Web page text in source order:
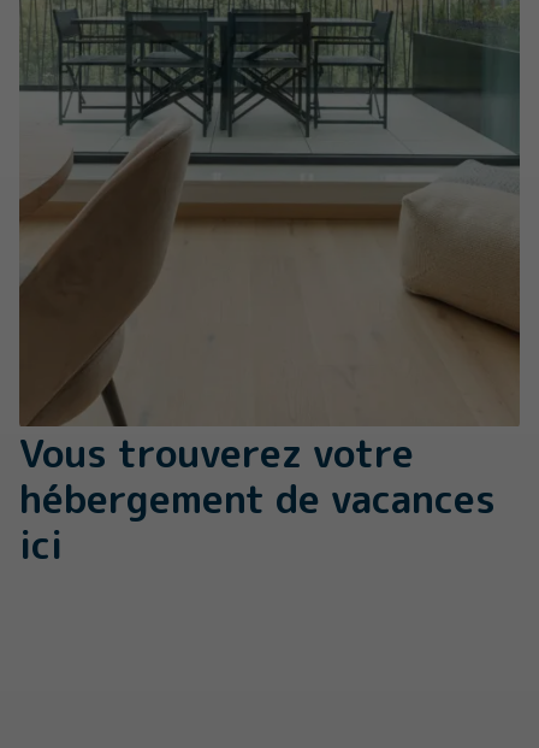
Vous trouverez votre
hébergement de vacances
ici